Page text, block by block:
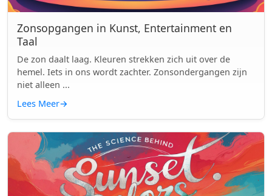
Zonsopgangen in Kunst, Entertainment en
Taal
De zon daalt laag. Kleuren strekken zich uit over de
hemel. Iets in ons wordt zachter. Zonsondergangen zijn
niet alleen ...
Lees Meer→